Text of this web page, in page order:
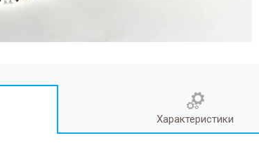
Характеристики